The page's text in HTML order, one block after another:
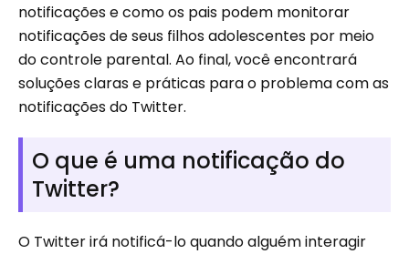
notificações e como os pais podem monitorar
notificações de seus filhos adolescentes por meio
do controle parental. Ao final, você encontrará
soluções claras e práticas para o problema com as
notificações do Twitter.
O que é uma notificação do
Twitter?
O Twitter irá notificá-lo quando alguém interagir